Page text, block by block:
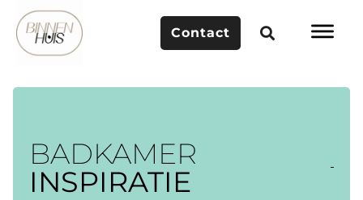
Contact
BADKAMER
INSPIRATIE